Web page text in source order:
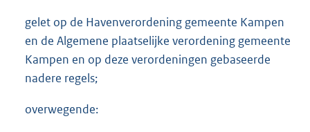
gelet op de Havenverordening gemeente Kampen
en de Algemene plaatselijke verordening gemeente
Kampen en op deze verordeningen gebaseerde
nadere regels;
overwegende: